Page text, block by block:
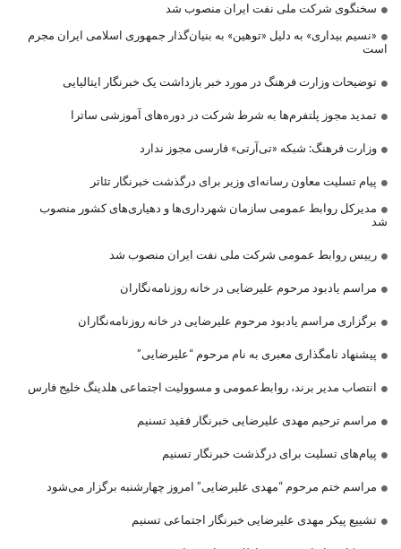
سخنگوی شرکت ملی نفت ایران منصوب شد
«نسیم بیداری» به دلیل «توهین» به بنیان‌گذار جمهوری اسلامی ایران مجرم
است
توضیحات وزارت فرهنگ در مورد خبر بازداشت یک خبرنگار ایتالیایی
تمدید مجوز پلتفرم‌ها به شرط شرکت در دوره‌های آموزشی ساترا
وزارت فرهنگ: شبکه «تی‌آرتی» فارسی مجوز ندارد
پیام تسلیت معاون رسانه‌ای وزیر برای درگذشت خبرنگار تئاتر
مدیرکل روابط عمومی سازمان شهرداری‌ها و دهیاری‌های کشور منصوب
شد
رییس روابط عمومی شرکت ملی نفت ایران منصوب شد
مراسم یادبود مرحوم علیرضایی در خانه روزنامه‌نگاران
برگزاری مراسم یادبود مرحوم علیرضایی در خانه روزنامه‌نگاران
پیشنهاد نامگذاری معبری به نام مرحوم “علیرضایی”
انتصاب مدیر برند، روابط‌عمومی و مسوولیت اجتماعی هلدینگ خلیج فارس
مراسم ترحیم مهدی علیرضایی خبرنگار فقید تسنیم
پیام‌های تسلیت برای درگذشت خبرنگار تسنیم
مراسم ختم مرحوم “مهدی علیرضایی” امروز چهارشنبه برگزار می‌شود
تشییع پیکر مهدی علیرضایی خبرنگار اجتماعی تسنیم